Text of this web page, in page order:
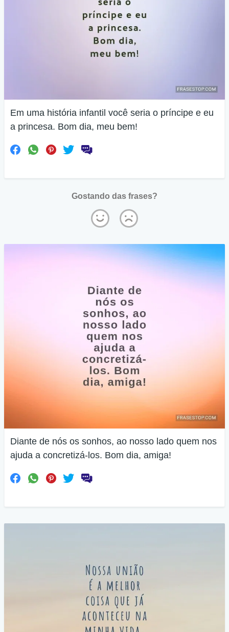
Em uma história infantil você seria o príncipe e eu
a princesa. Bom dia, meu bem!
Gostando das frases?
Diante de nós os sonhos, ao nosso lado quem nos
ajuda a concretizá-los. Bom dia, amiga!